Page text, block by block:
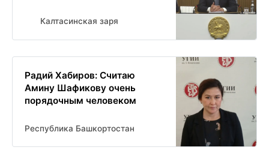
Калтасинская заря
Радий Хабиров: Считаю
Амину Шафикову очень
порядочным человеком
Республика Башкортостан